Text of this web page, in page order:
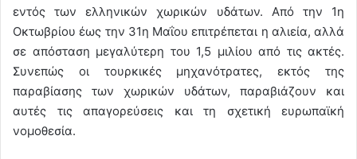
εντός των ελληνικών χωρικών υδάτων. Από την 1η
Οκτωβρίου έως την 31η Μαΐου επιτρέπεται η αλιεία, αλλά
σε απόσταση μεγαλύτερη του 1,5 μιλίου από τις ακτές.
Συνεπώς οι τουρκικές μηχανότρατες, εκτός της
παραβίασης των χωρικών υδάτων, παραβιάζουν και
αυτές τις απαγορεύσεις και τη σχετική ευρωπαϊκή
νομοθεσία.